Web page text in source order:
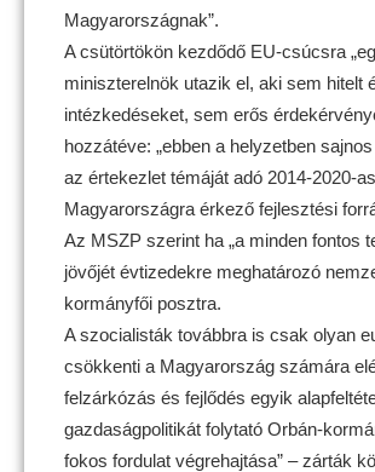
Magyarországnak”.
A csütörtökön kezdődő EU-csúcsra
miniszterelnök utazik el, aki sem hitelt
intézkedéseket, sem erős
hozzátéve: „ebben a helyzetben
az értekezlet témáját adó 2014-2020-
Magyarországra érkező fejlesztési
Az MSZP szerint ha „a minden fontos
jövőjét évtizedekre meghatározó
kormányfői posztra.
A szocialisták továbbra is csak olyan
csökkenti a Magyarország számára
felzárkózás és fejlődés egyik
gazdaságpolitikát folytató Orbán-
fokos fordulat végrehajtása” – zárták